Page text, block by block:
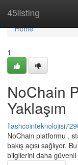
45listing
Home
Home
1
NoChain
Yaklaşım
NoChain platformu ,
bakış açısı sağlıyor.
bilgilerini daha